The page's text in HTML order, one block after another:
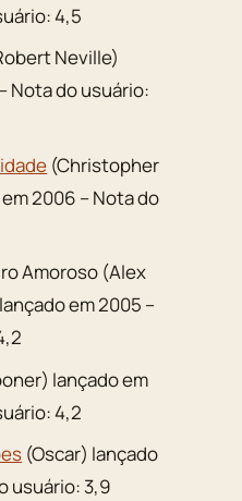
4,5
Neville)
Nota do usuário:
(Christopher
2006 – Nota do
Amoroso (Alex
em 2005 –
lançado em
4,2
(Oscar) lançado
usuário: 3,9